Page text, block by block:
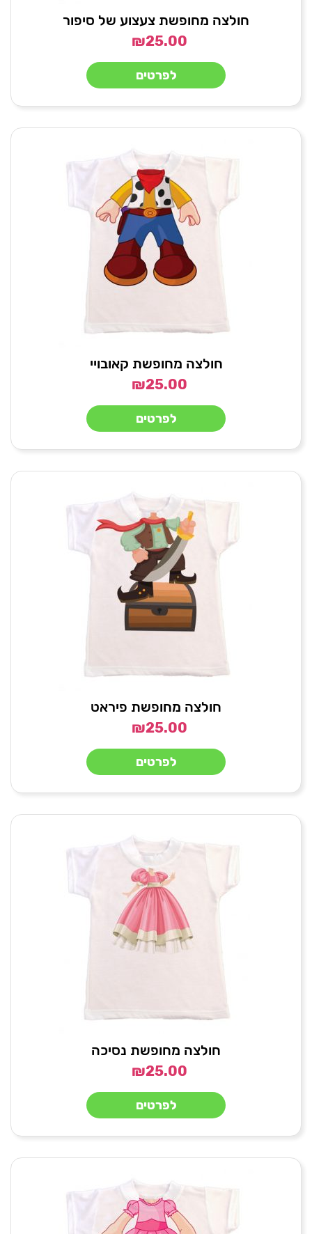
חולצה מחופשת צעצוע של סיפור
₪25.00
לפרטים
חולצה מחופשת קאובויי
₪25.00
לפרטים
חולצה מחופשת פיראט
₪25.00
לפרטים
חולצה מחופשת נסיכה
₪25.00
לפרטים